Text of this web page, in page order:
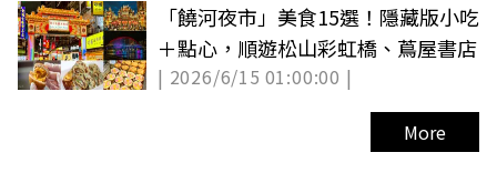
「饒河夜市」美食15選！隱藏版小吃
＋點心，順遊松山彩虹橋、蔦屋書店
| 2026/6/15 01:00:00 |
More